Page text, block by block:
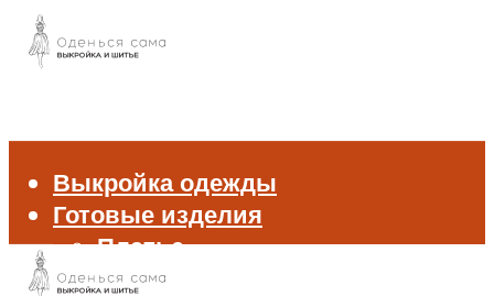
Выкройка одежды
Готовые изделия
Платье
Брюки